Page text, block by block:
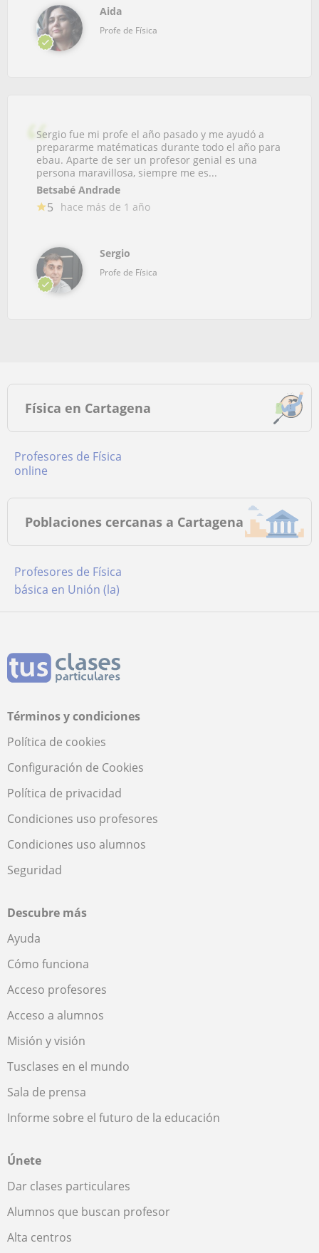
Aida
Profe de Física
Sergio fue mi profe el año pasado y me ayudó a
prepararme matématicas durante todo el año para
ebau. Aparte de ser un profesor genial es una
persona maravillosa, siempre me es...
Betsabé Andrade
5 hace más de 1 año
Sergio
Profe de Física
Física en Cartagena
Profesores de Física
online
Poblaciones cercanas a Cartagena
Profesores de Física
básica en Unión (la)
Términos y condiciones
Política de cookies
Configuración de Cookies
Política de privacidad
Condiciones uso profesores
Condiciones uso alumnos
Seguridad
Descubre más
Ayuda
Cómo funciona
Acceso profesores
Acceso a alumnos
Misión y visión
Tusclases en el mundo
Sala de prensa
Informe sobre el futuro de la educación
Únete
Dar clases particulares
Alumnos que buscan profesor
Alta centros